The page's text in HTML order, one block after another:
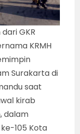
GKR
KRMH
Surakarta di
saat
kirab
dalam
105 Kota